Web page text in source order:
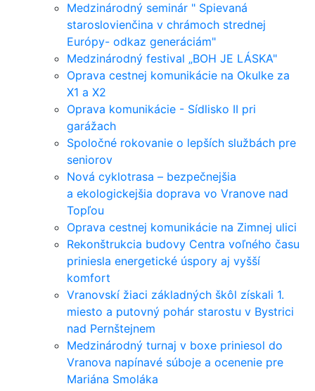
Medzinárodný seminár " Spievaná
staroslovienčina v chrámoch strednej
Európy- odkaz generáciám"
Medzinárodný festival „BOH JE LÁSKA"
Oprava cestnej komunikácie na Okulke za
X1 a X2
Oprava komunikácie - Sídlisko II pri
garážach
Spoločné rokovanie o lepších službách pre
seniorov
Nová cyklotrasa – bezpečnejšia
a ekologickejšia doprava vo Vranove nad
Topľou
Oprava cestnej komunikácie na Zimnej ulici
Rekonštrukcia budovy Centra voľného času
priniesla energetické úspory aj vyšší
komfort
Vranovskí žiaci základných škôl získali 1.
miesto a putovný pohár starostu v Bystrici
nad Pernštejnem
Medzinárodný turnaj v boxe priniesol do
Vranova napínavé súboje a ocenenie pre
Mariána Smoláka